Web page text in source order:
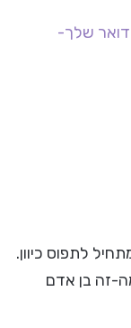
שלך-
לתפוס כיוון.
זה בן אדם